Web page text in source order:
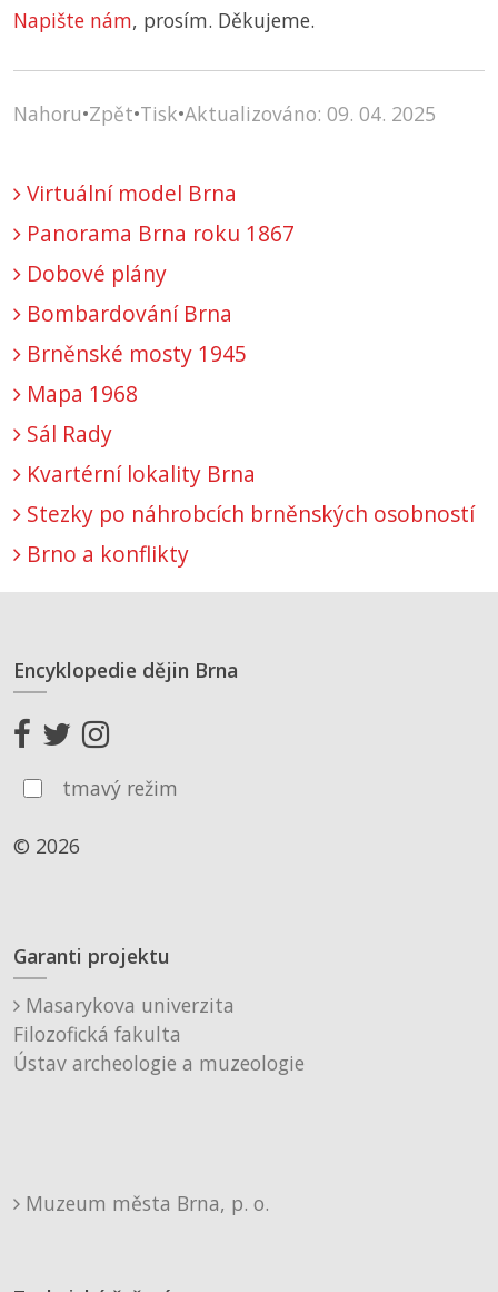
Napište nám, prosím. Děkujeme.
Nahoru•Zpět•Tisk•Aktualizováno: 09. 04. 2025
Virtuální model Brna
Panorama Brna roku 1867
Dobové plány
Bombardování Brna
Brněnské mosty 1945
Mapa 1968
Sál Rady
Kvartérní lokality Brna
Stezky po náhrobcích brněnských osobností
Brno a konflikty
Encyklopedie dějin Brna
tmavý režim
© 2026
Garanti projektu
Masarykova univerzita
Filozofická fakulta
Ústav archeologie a muzeologie
Muzeum města Brna, p. o.